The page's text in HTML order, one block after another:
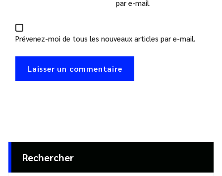
par e-mail.
Prévenez-moi de tous les nouveaux articles par e-mail.
Rechercher